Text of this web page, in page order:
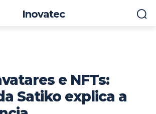
Inovatec
e NFTs:
Satiko explica a